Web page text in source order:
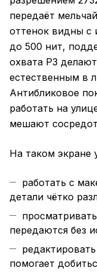
передаёт
оттенок видны с
до 500 нит,
охвата P3
естественным в
Антибликовое
работать на
мешают
На таком экране
работать с
детали чётко
передаются без
помогает